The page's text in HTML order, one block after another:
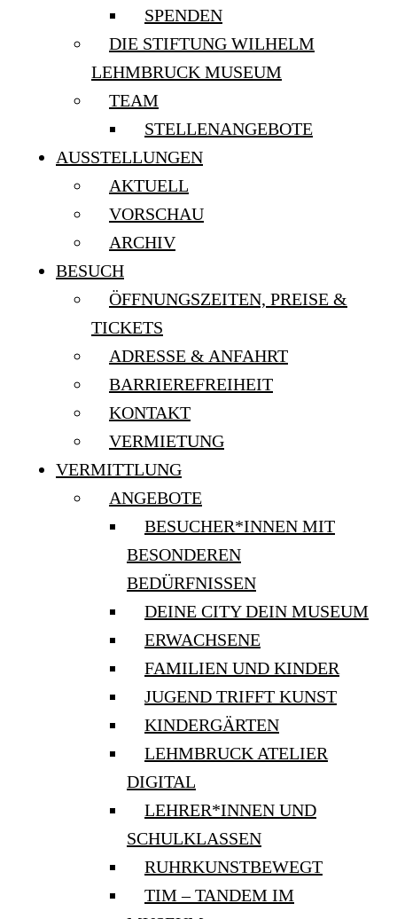
SPENDEN
DIE STIFTUNG WILHELM
LEHMBRUCK MUSEUM
TEAM
STELLENANGEBOTE
AUSSTELLUNGEN
AKTUELL
VORSCHAU
ARCHIV
BESUCH
ÖFFNUNGSZEITEN, PREISE &
TICKETS
ADRESSE & ANFAHRT
BARRIEREFREIHEIT
KONTAKT
VERMIETUNG
VERMITTLUNG
ANGEBOTE
BESUCHER*INNEN MIT
BESONDEREN
BEDÜRFNISSEN
DEINE CITY DEIN MUSEUM
ERWACHSENE
FAMILIEN UND KINDER
JUGEND TRIFFT KUNST
KINDERGÄRTEN
LEHMBRUCK ATELIER
DIGITAL
LEHRER*INNEN UND
SCHULKLASSEN
RUHRKUNSTBEWEGT
TIM – TANDEM IM